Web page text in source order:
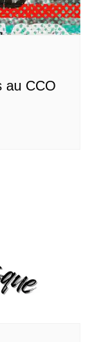
au CCO